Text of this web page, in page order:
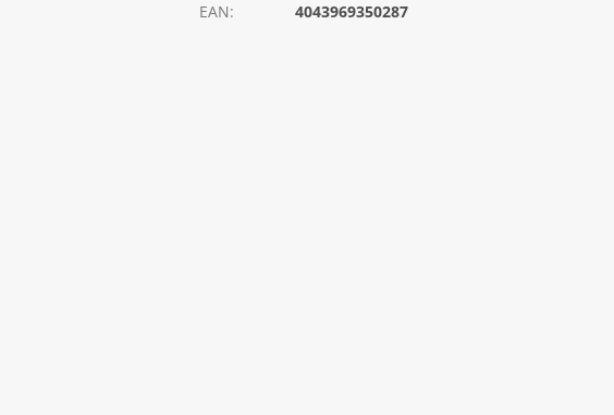
EAN: 4043969350287